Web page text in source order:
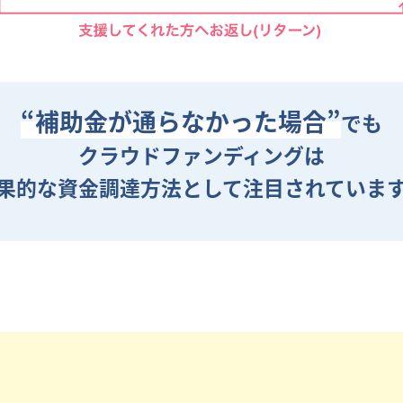
“補助金が通らなかった場合”でも
クラウドファンディングは
的な資金調達方法として注目されていま